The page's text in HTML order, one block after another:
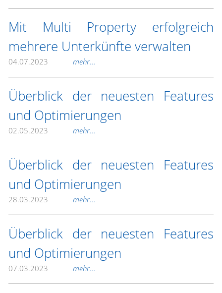
Mit Multi Property erfolgreich
mehrere Unterkünfte verwalten
04.07.2023 mehr...
Überblick der neuesten Features
und Optimierungen
02.05.2023 mehr...
Überblick der neuesten Features
und Optimierungen
28.03.2023 mehr...
Überblick der neuesten Features
und Optimierungen
07.03.2023 mehr...